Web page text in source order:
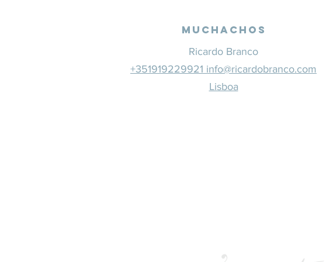
Muchachos
Ricardo Branco
+351919229921 info@ricardobranco.com
Lisboa